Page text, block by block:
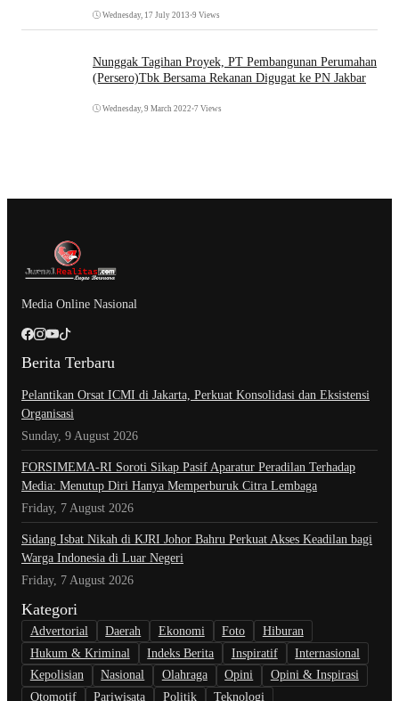
Wednesday, 17 July 2013 •9 Views
Nunggak Tagihan Proyek, PT Pembangunan Perumahan
(Persero)Tbk Bersama Rekanan Digugat ke PN Jakbar
Wednesday, 9 March 2022 •7 Views
Media Online Nasional
Berita Terbaru
Pelantikan Orsat ICMI di Jakarta, Perkuat Konsolidasi dan Eksistensi
Organisasi
Sunday, 9 August 2026
​FORSIMEMA-RI Soroti Sikap Pasif Aparatur Peradilan Terhadap
Media: Menutup Diri Hanya Memperburuk Citra Lembaga
Friday, 7 August 2026
Sidang Isbat Nikah di KJRI Johor Bahru Perkuat Akses Keadilan bagi
Warga Indonesia di Luar Negeri
Friday, 7 August 2026
Kategori
Advertorial Daerah Ekonomi Foto
Hiburan
Hukum & Kriminal
Indeks Berita Inspiratif
Internasional
Kepolisian
Nasional Olahraga Opini
Opini & Inspirasi
Otomotif
Pariwisata Politik Teknologi